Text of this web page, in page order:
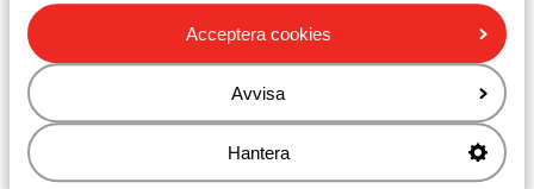
Acceptera cookies
Avvisa
Hantera
Andra boenden i Kirchberg/Kitzbühel
Pension-Gästehaus Jordan